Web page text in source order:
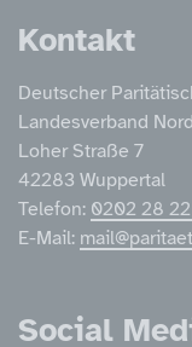
Kontakt
Deutscher
Landesverband
Loher Straße 7
42283 Wuppertal
Telefon: 0202 28
E-Mail:
Social